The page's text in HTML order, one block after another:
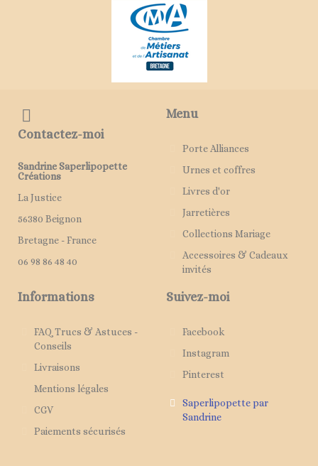
Contactez-moi
Sandrine Saperlipopette
Créations
La Justice
56380 Beignon
Bretagne - France
06 98 86 48 40
Menu
Porte Alliances
Urnes et coffres
Livres d'or
Jarretières
Collections Mariage
Accessoires & Cadeaux
invités
Informations
FAQ Trucs & Astuces -
Conseils
Livraisons
Mentions légales
CGV
Paiements sécurisés
Suivez-moi
Facebook
Instagram
Pinterest
Saperlipopette par
Sandrine